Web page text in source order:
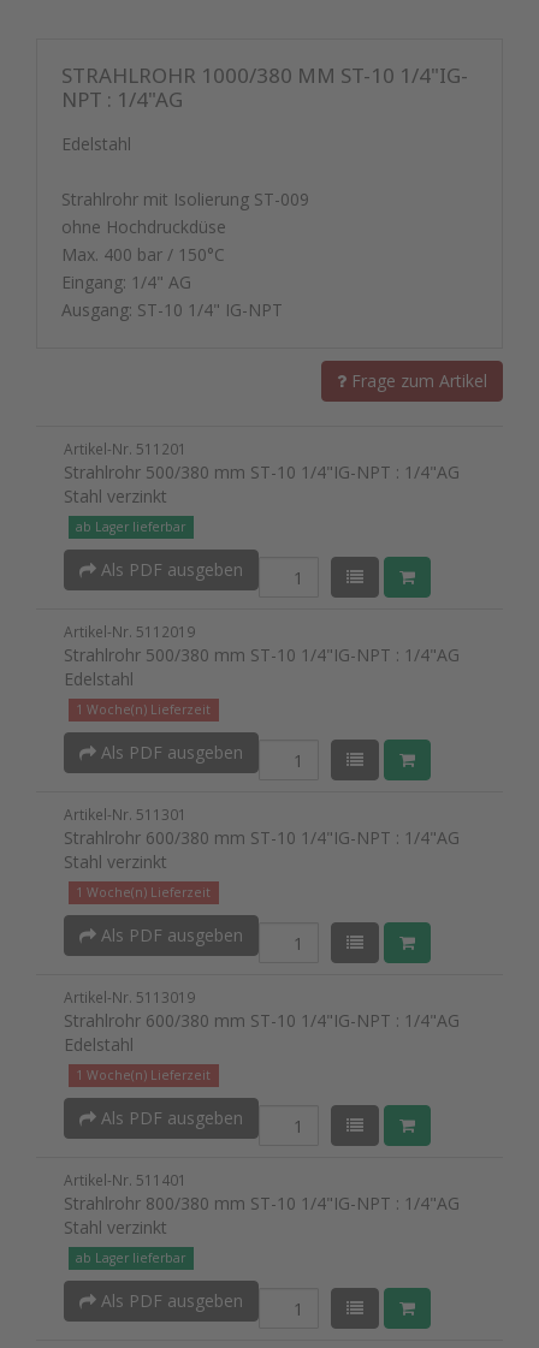
STRAHLROHR 1000/380 MM ST-10 1/4"IG-
NPT : 1/4"AG
Edelstahl
Strahlrohr mit Isolierung ST-009
ohne Hochdruckdüse
Max. 400 bar / 150°C
Eingang: 1/4" AG
Ausgang: ST-10 1/4" IG-NPT
Frage zum Artikel
Artikel-Nr. 511201
Strahlrohr 500/380 mm ST-10 1/4"IG-NPT : 1/4"AG
Stahl verzinkt
ab Lager lieferbar
Als PDF ausgeben
Artikel-Nr. 5112019
Strahlrohr 500/380 mm ST-10 1/4"IG-NPT : 1/4"AG
Edelstahl
1 Woche(n) Lieferzeit
Als PDF ausgeben
Artikel-Nr. 511301
Strahlrohr 600/380 mm ST-10 1/4"IG-NPT : 1/4"AG
Stahl verzinkt
1 Woche(n) Lieferzeit
Als PDF ausgeben
Artikel-Nr. 5113019
Strahlrohr 600/380 mm ST-10 1/4"IG-NPT : 1/4"AG
Edelstahl
1 Woche(n) Lieferzeit
Als PDF ausgeben
Artikel-Nr. 511401
Strahlrohr 800/380 mm ST-10 1/4"IG-NPT : 1/4"AG
Stahl verzinkt
ab Lager lieferbar
Als PDF ausgeben